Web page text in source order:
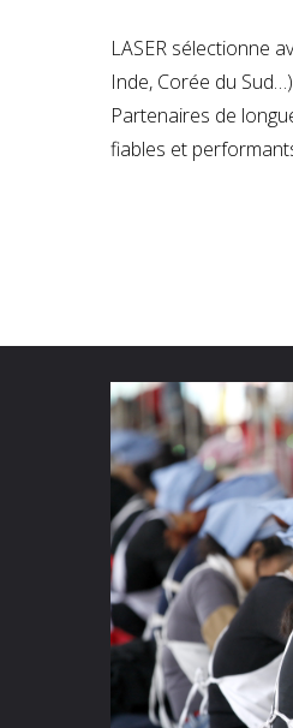
LASER sélectionne
Inde, Corée du
Partenaires de
fiables et